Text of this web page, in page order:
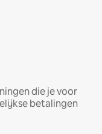
die je voor
betalingen